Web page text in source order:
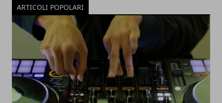
ARTICOLI POPOLARI